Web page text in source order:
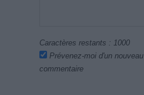
Caractères restants : 1000
Prévenez-moi d'un nouveau
commentaire